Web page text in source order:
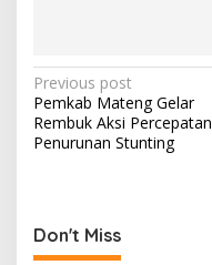
P
o
s
a
Previous post
Pemkab Mateng Gelar
Rembuk Aksi Percepatan
Penurunan Stunting
Don't Miss